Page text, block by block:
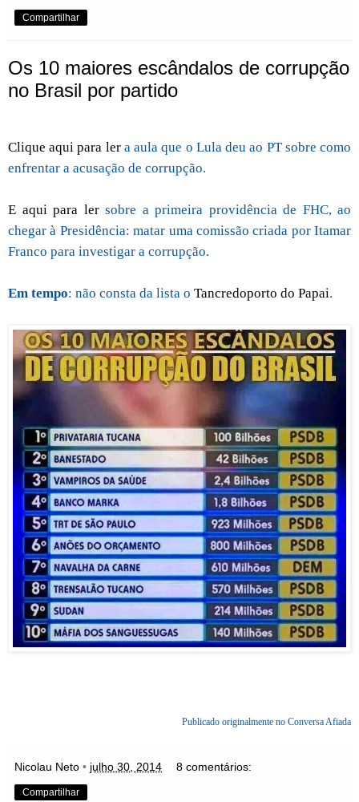
Compartilhar
Os 10 maiores escândalos de corrupção
no Brasil por partido
Clique aqui para lera aula que o Lula deu ao PT sobre como
enfrentar a acusação de corrupção.
E aqui para lersobre a primeira providência de FHC, ao
chegar à Presidência: matar uma comissão criada por Itamar
Franco para investigar a corrupção.
Em tempo: não consta da lista o Tancredoporto do Papai.
Publicado originalmente no Conversa Afiada
Nicolau Neto • julho 30, 2014 8 comentários:
Compartilhar